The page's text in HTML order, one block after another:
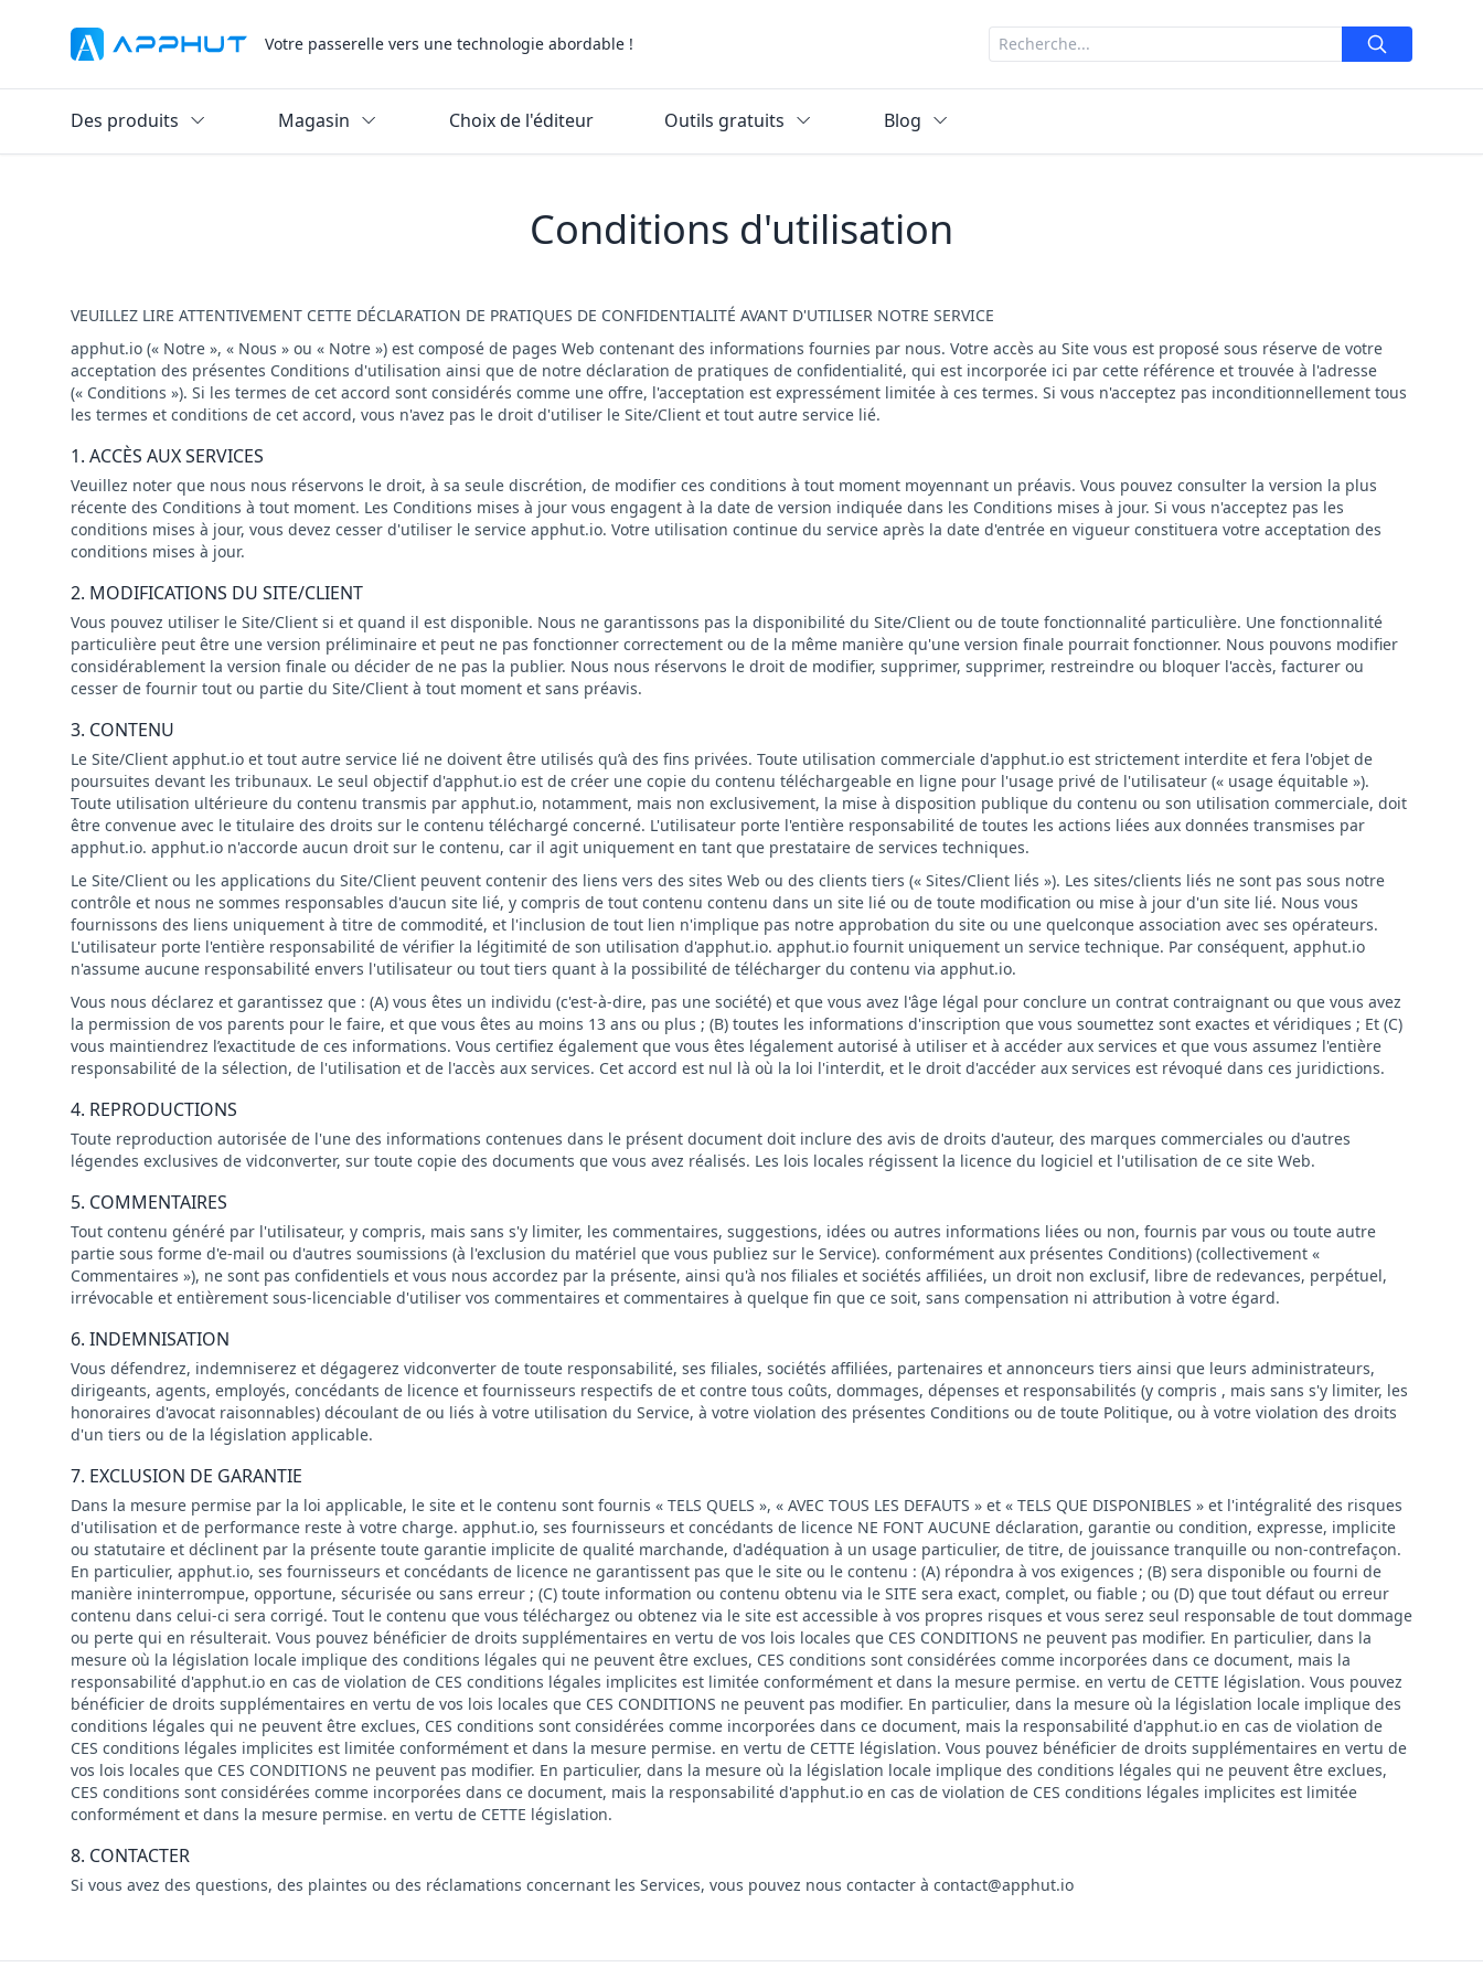
Votre passerelle vers une technologie abordable !
Des produits Magasin Choix de l'éditeur Outils gratuits Blog
Conditions d'utilisation
VEUILLEZ LIRE ATTENTIVEMENT CETTE DÉCLARATION DE PRATIQUES DE CONFIDENTIALITÉ AVANT D'UTILISER NOTRE SERVICE
apphut.io (« Notre », « Nous » ou « Notre ») est composé de pages Web contenant des informations fournies par nous. Votre accès au Site vous est proposé sous réserve de votre
acceptation des présentes Conditions d'utilisation ainsi que de notre déclaration de pratiques de confidentialité, qui est incorporée ici par cette référence et trouvée à l'adresse
(« Conditions »). Si les termes de cet accord sont considérés comme une offre, l'acceptation est expressément limitée à ces termes. Si vous n'acceptez pas inconditionnellement tous
les termes et conditions de cet accord, vous n'avez pas le droit d'utiliser le Site/Client et tout autre service lié.
1. ACCÈS AUX SERVICES
Veuillez noter que nous nous réservons le droit, à sa seule discrétion, de modifier ces conditions à tout moment moyennant un préavis. Vous pouvez consulter la version la plus
récente des Conditions à tout moment. Les Conditions mises à jour vous engagent à la date de version indiquée dans les Conditions mises à jour. Si vous n'acceptez pas les
conditions mises à jour, vous devez cesser d'utiliser le service apphut.io. Votre utilisation continue du service après la date d'entrée en vigueur constituera votre acceptation des
conditions mises à jour.
2. MODIFICATIONS DU SITE/CLIENT
Vous pouvez utiliser le Site/Client si et quand il est disponible. Nous ne garantissons pas la disponibilité du Site/Client ou de toute fonctionnalité particulière. Une fonctionnalité
particulière peut être une version préliminaire et peut ne pas fonctionner correctement ou de la même manière qu'une version finale pourrait fonctionner. Nous pouvons modifier
considérablement la version finale ou décider de ne pas la publier. Nous nous réservons le droit de modifier, supprimer, supprimer, restreindre ou bloquer l'accès, facturer ou
cesser de fournir tout ou partie du Site/Client à tout moment et sans préavis.
3. CONTENU
Le Site/Client apphut.io et tout autre service lié ne doivent être utilisés qu’à des fins privées. Toute utilisation commerciale d'apphut.io est strictement interdite et fera l'objet de
poursuites devant les tribunaux. Le seul objectif d'apphut.io est de créer une copie du contenu téléchargeable en ligne pour l'usage privé de l'utilisateur (« usage équitable »).
Toute utilisation ultérieure du contenu transmis par apphut.io, notamment, mais non exclusivement, la mise à disposition publique du contenu ou son utilisation commerciale, doit
être convenue avec le titulaire des droits sur le contenu téléchargé concerné. L'utilisateur porte l'entière responsabilité de toutes les actions liées aux données transmises par
apphut.io. apphut.io n'accorde aucun droit sur le contenu, car il agit uniquement en tant que prestataire de services techniques.
Le Site/Client ou les applications du Site/Client peuvent contenir des liens vers des sites Web ou des clients tiers (« Sites/Client liés »). Les sites/clients liés ne sont pas sous notre
contrôle et nous ne sommes responsables d'aucun site lié, y compris de tout contenu contenu dans un site lié ou de toute modification ou mise à jour d'un site lié. Nous vous
fournissons des liens uniquement à titre de commodité, et l'inclusion de tout lien n'implique pas notre approbation du site ou une quelconque association avec ses opérateurs.
L'utilisateur porte l'entière responsabilité de vérifier la légitimité de son utilisation d'apphut.io. apphut.io fournit uniquement un service technique. Par conséquent, apphut.io
n'assume aucune responsabilité envers l'utilisateur ou tout tiers quant à la possibilité de télécharger du contenu via apphut.io.
Vous nous déclarez et garantissez que : (A) vous êtes un individu (c'est-à-dire, pas une société) et que vous avez l'âge légal pour conclure un contrat contraignant ou que vous avez
la permission de vos parents pour le faire, et que vous êtes au moins 13 ans ou plus ; (B) toutes les informations d'inscription que vous soumettez sont exactes et véridiques ; Et (C)
vous maintiendrez l’exactitude de ces informations. Vous certifiez également que vous êtes légalement autorisé à utiliser et à accéder aux services et que vous assumez l'entière
responsabilité de la sélection, de l'utilisation et de l'accès aux services. Cet accord est nul là où la loi l'interdit, et le droit d'accéder aux services est révoqué dans ces juridictions.
4. REPRODUCTIONS
Toute reproduction autorisée de l'une des informations contenues dans le présent document doit inclure des avis de droits d'auteur, des marques commerciales ou d'autres
légendes exclusives de vidconverter, sur toute copie des documents que vous avez réalisés. Les lois locales régissent la licence du logiciel et l'utilisation de ce site Web.
5. COMMENTAIRES
Tout contenu généré par l'utilisateur, y compris, mais sans s'y limiter, les commentaires, suggestions, idées ou autres informations liées ou non, fournis par vous ou toute autre
partie sous forme d'e-mail ou d'autres soumissions (à l'exclusion du matériel que vous publiez sur le Service). conformément aux présentes Conditions) (collectivement «
Commentaires »), ne sont pas confidentiels et vous nous accordez par la présente, ainsi qu'à nos filiales et sociétés affiliées, un droit non exclusif, libre de redevances, perpétuel,
irrévocable et entièrement sous-licenciable d'utiliser vos commentaires et commentaires à quelque fin que ce soit, sans compensation ni attribution à votre égard.
6. INDEMNISATION
Vous défendrez, indemniserez et dégagerez vidconverter de toute responsabilité, ses filiales, sociétés affiliées, partenaires et annonceurs tiers ainsi que leurs administrateurs,
dirigeants, agents, employés, concédants de licence et fournisseurs respectifs de et contre tous coûts, dommages, dépenses et responsabilités (y compris , mais sans s'y limiter, les
honoraires d'avocat raisonnables) découlant de ou liés à votre utilisation du Service, à votre violation des présentes Conditions ou de toute Politique, ou à votre violation des droits
d'un tiers ou de la législation applicable.
7. EXCLUSION DE GARANTIE
Dans la mesure permise par la loi applicable, le site et le contenu sont fournis « TELS QUELS », « AVEC TOUS LES DEFAUTS » et « TELS QUE DISPONIBLES » et l'intégralité des risques
d'utilisation et de performance reste à votre charge. apphut.io, ses fournisseurs et concédants de licence NE FONT AUCUNE déclaration, garantie ou condition, expresse, implicite
ou statutaire et déclinent par la présente toute garantie implicite de qualité marchande, d'adéquation à un usage particulier, de titre, de jouissance tranquille ou non-contrefaçon.
En particulier, apphut.io, ses fournisseurs et concédants de licence ne garantissent pas que le site ou le contenu : (A) répondra à vos exigences ; (B) sera disponible ou fourni de
manière ininterrompue, opportune, sécurisée ou sans erreur ; (C) toute information ou contenu obtenu via le SITE sera exact, complet, ou fiable ; ou (D) que tout défaut ou erreur
contenu dans celui-ci sera corrigé. Tout le contenu que vous téléchargez ou obtenez via le site est accessible à vos propres risques et vous serez seul responsable de tout dommage
ou perte qui en résulterait. Vous pouvez bénéficier de droits supplémentaires en vertu de vos lois locales que CES CONDITIONS ne peuvent pas modifier. En particulier, dans la
mesure où la législation locale implique des conditions légales qui ne peuvent être exclues, CES conditions sont considérées comme incorporées dans ce document, mais la
responsabilité d'apphut.io en cas de violation de CES conditions légales implicites est limitée conformément et dans la mesure permise. en vertu de CETTE législation. Vous pouvez
bénéficier de droits supplémentaires en vertu de vos lois locales que CES CONDITIONS ne peuvent pas modifier. En particulier, dans la mesure où la législation locale implique des
conditions légales qui ne peuvent être exclues, CES conditions sont considérées comme incorporées dans ce document, mais la responsabilité d'apphut.io en cas de violation de
CES conditions légales implicites est limitée conformément et dans la mesure permise. en vertu de CETTE législation. Vous pouvez bénéficier de droits supplémentaires en vertu de
vos lois locales que CES CONDITIONS ne peuvent pas modifier. En particulier, dans la mesure où la législation locale implique des conditions légales qui ne peuvent être exclues,
CES conditions sont considérées comme incorporées dans ce document, mais la responsabilité d'apphut.io en cas de violation de CES conditions légales implicites est limitée
conformément et dans la mesure permise. en vertu de CETTE législation.
8. CONTACTER
Si vous avez des questions, des plaintes ou des réclamations concernant les Services, vous pouvez nous contacter à contact@apphut.io